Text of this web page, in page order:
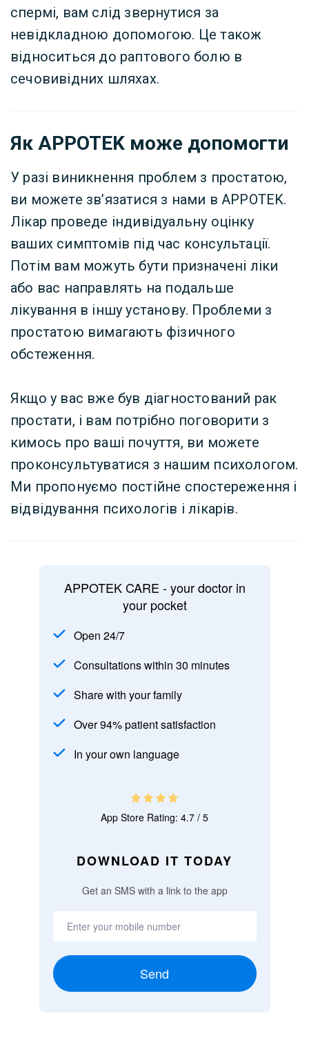
спермі, вам слід звернутися за
невідкладною допомогою. Це також
відноситься до раптового болю в
сечовивідних шляхах.
Як APPOTEK може допомогти
У разі виникнення проблем з простатою,
ви можете зв’язатися з нами в APPOTEK.
Лікар проведе індивідуальну оцінку
ваших симптомів під час консультації.
Потім вам можуть бути призначені ліки
або вас направлять на подальше
лікування в іншу установу. Проблеми з
простатою вимагають фізичного
обстеження.
Якщо у вас вже був діагностований рак
простати, і вам потрібно поговорити з
кимось про ваші почуття, ви можете
проконсультуватися з нашим психологом.
Ми пропонуємо постійне спостереження і
відвідування психологів і лікарів.
APPOTEK CARE - your doctor in
your pocket
Open 24/7
Consultations within 30 minutes
Share with your family
Over 94% patient satisfaction
In your own language
App Store Rating: 4.7 / 5
DOWNLOAD IT TODAY
Get an SMS with a link to the app
Send